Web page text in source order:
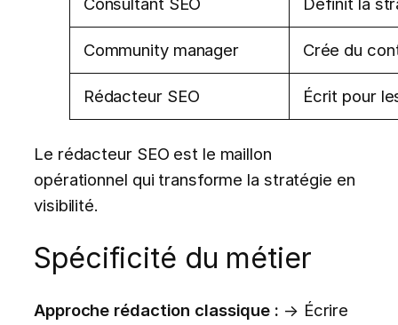
Community manager Crée du
Rédacteur SEO Écrit pour
Le rédacteur SEO est le maillon
opérationnel qui transforme la stratégie en
visibilité.
Spécificité du métier
Approche rédaction classique : → Écrire